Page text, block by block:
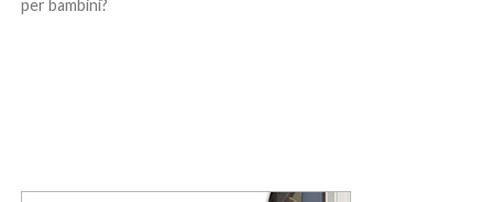
per bambini?